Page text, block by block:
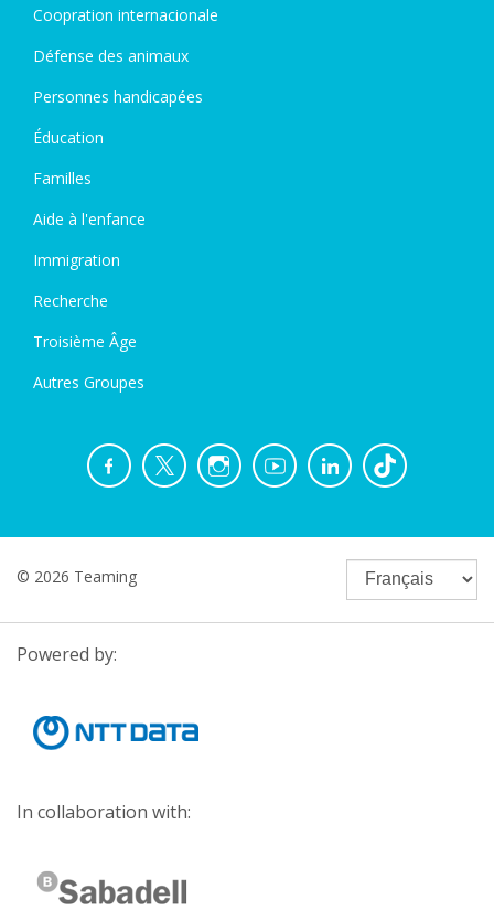
Coopration internacionale
Défense des animaux
Personnes handicapées
Éducation
Familles
Aide à l'enfance
Immigration
Recherche
Troisième Âge
Autres Groupes
© 2026 Teaming
Powered by:
In collaboration with: